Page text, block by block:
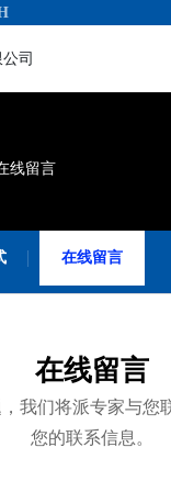
线留言
在线留言
在线留言
我们将派专家与您
您的联系信息。